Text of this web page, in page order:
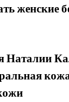
женские
Наталии